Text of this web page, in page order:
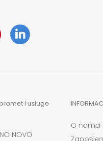
i usluge
NOVO
O nama